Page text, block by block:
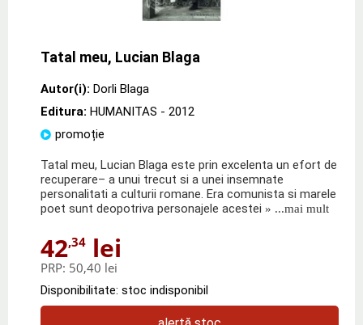
Tatal meu, Lucian Blaga
Autor(i): Dorli Blaga
Editura: HUMANITAS - 2012
promoție
Tatal meu, Lucian Blaga este prin excelenta un efort de
recuperare– a unui trecut si a unei insemnate
personalitati a culturii romane. Era comunista si marele
poet sunt deopotriva personajele acestei » ...mai mult
42,34 lei
PRP: 50,40 lei
Disponibilitate: stoc indisponibil